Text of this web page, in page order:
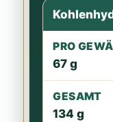
67 g
134 g